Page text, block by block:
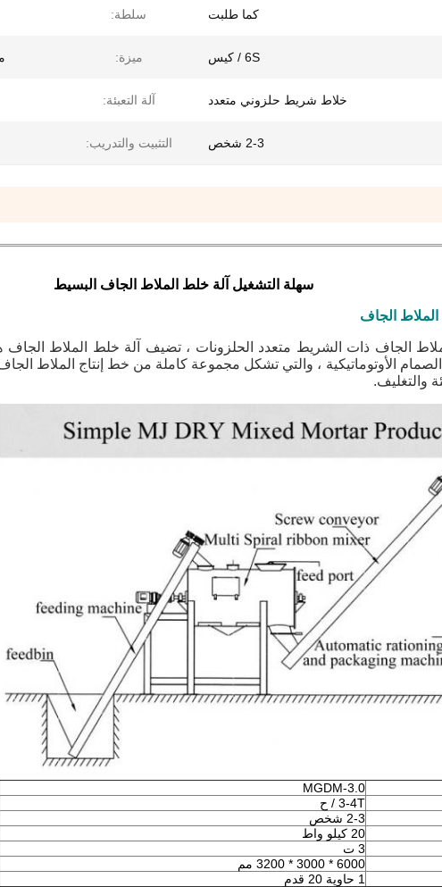
كما طلبت سلطة:
6S / كيس ميزة:
خلاط شريط حلزوني متعدد آلة التعبئة:
2-3 شخص التثبيت والتدريب:
سهلة التشغيل آلة خلط الملاط الجاف البسيط
الملاط الجاف
والتغليف.
MGDM-3.0
3-4T / ح
2-3 شخص
20 كيلو واط
3 ت
6000 * 3000 * 3200 مم
1 حاوية 20 قدم